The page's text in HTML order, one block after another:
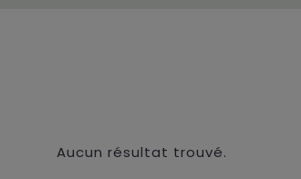
Aucun résultat trouvé.